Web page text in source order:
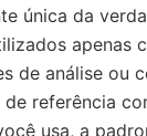
única da
apenas
de análise ou
de referência
usa, a